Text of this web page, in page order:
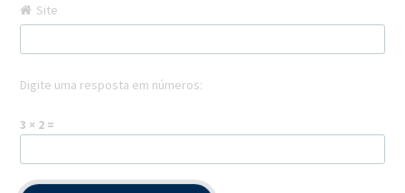
Site
Digite uma resposta em números:
3 × 2 =